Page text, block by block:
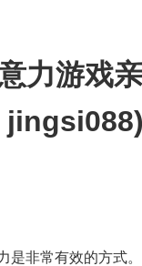
力游戏
非常有效的方式